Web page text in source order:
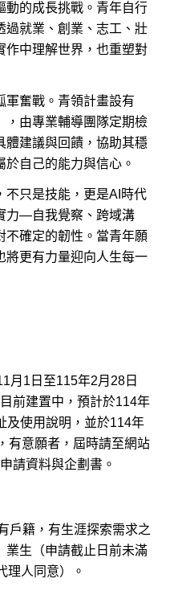
動的成長挑戰。青年自行
過就業、創業、志工、壯
作中理解世界，也重塑對
軍奮戰。青領計畫設有
，由專業輔導團隊定期檢
體建議與回饋，協助其穩
於自己的能力與信心。
不只是技能，更是AI時代
力—自我覺察、跨域溝
不確定的韌性。當青年願
將更有力量迎向人生每一
月1日至115年2月28日
前建置中，預計於114年
及使用說明，並於114年
有意願者，屆時請至網站
請資料與企劃書。
戶籍，有生涯探索需求之
業生（申請截止日前未滿
理人同意）。